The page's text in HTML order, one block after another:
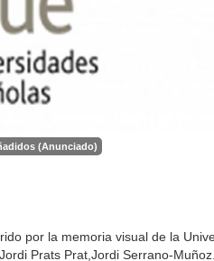
(Anunciado)
por la memoria visual de la
Prats Prat,Jordi Serrano-Muñoz.